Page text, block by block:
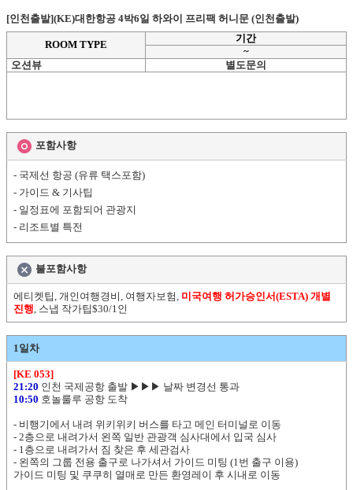
[인천출발](KE)대한항공 4박6일 하와이 프리팩 허니문 (인천출발)
ROOM TYPE
기간
~
오션뷰
별도문의
포함사항
- 국제선 항공 (유류 택스포함)
- 가이드 & 기사팁
- 일정표에 포함되어 관광지
- 리조트별 특전
불포함사항
에티켓팁, 개인여행경비, 여행자보험, 미국여행 허가승인서(ESTA) 개별
진행, 스냅 작가팁$30/1인
1일차
[KE 053]
21:20 인천 국제공항 출발 ▶▶▶ 날짜 변경선 통과
10:50 호놀룰루 공항 도착
- 비행기에서 내려 위키위키 버스를 타고 메인 터미널로 이동
- 2층으로 내려가서 왼쪽 일반 관광객 심사대에서 입국 심사
- 1층으로 내려가서 짐 찾은 후 세관검사
- 왼쪽의 그룹 전용 출구로 나가셔서 가이드 미팅 (1번 출구 이용)
가이드 미팅 및 쿠쿠히 열매로 만든 환영레이 후 시내로 이동